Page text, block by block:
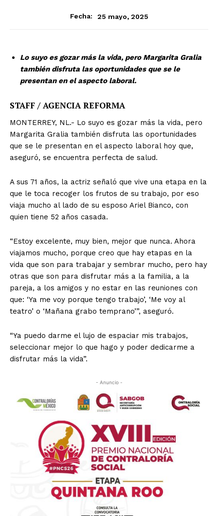
Fecha: 25 mayo, 2025
Lo suyo es gozar más la vida, pero Margarita Gralia
también disfruta las oportunidades que se le
presentan en el aspecto laboral.
STAFF / AGENCIA REFORMA
MONTERREY, NL.- Lo suyo es gozar más la vida, pero
Margarita Gralia también disfruta las oportunidades
que se le presentan en el aspecto laboral hoy que,
aseguró, se encuentra perfecta de salud.
A sus 71 años, la actriz señaló que vive una etapa en la
que le toca recoger los frutos de su trabajo, por eso
viaja mucho al lado de su esposo Ariel Bianco, con
quien tiene 52 años casada.
“Estoy excelente, muy bien, mejor que nunca. Ahora
viajamos mucho, porque creo que hay etapas en la
vida que son para trabajar y sembrar mucho, pero hay
otras que son para disfrutar más a la familia, a la
pareja, a los amigos y no estar en las reuniones con
que: ‘Ya me voy porque tengo trabajo’, ‘Me voy al
teatro’ o ‘Mañana grabo temprano’”, aseguró.
“Ya puedo darme el lujo de espaciar mis trabajos,
seleccionar mejor lo que hago y poder dedicarme a
disfrutar más la vida”.
- Anuncio -